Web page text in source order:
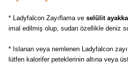
* Ladyfalcon Zayıflama ve selülit
imal edilmiş olup, sudan özellikle deniz
* Islanan veya nemlenen Ladyfalcon
lütfen kalorifer peteklerinin altına veya